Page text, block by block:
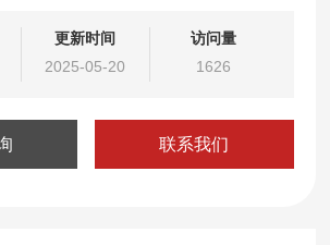
测试时间短，大大提高了检测效率和工
包含卤素光谱测试仪器rohs2.0十项
更新时间
2025-05-20
访问量
1626
联系我们